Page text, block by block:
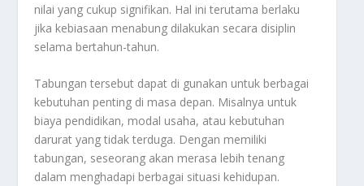
nilai yang cukup signifikan. Hal ini terutama berlaku
jika kebiasaan menabung dilakukan secara disiplin
selama bertahun-tahun.
Tabungan tersebut dapat di gunakan untuk berbagai
kebutuhan penting di masa depan. Misalnya untuk
biaya pendidikan, modal usaha, atau kebutuhan
darurat yang tidak terduga. Dengan memiliki
tabungan, seseorang akan merasa lebih tenang
dalam menghadapi berbagai situasi kehidupan.